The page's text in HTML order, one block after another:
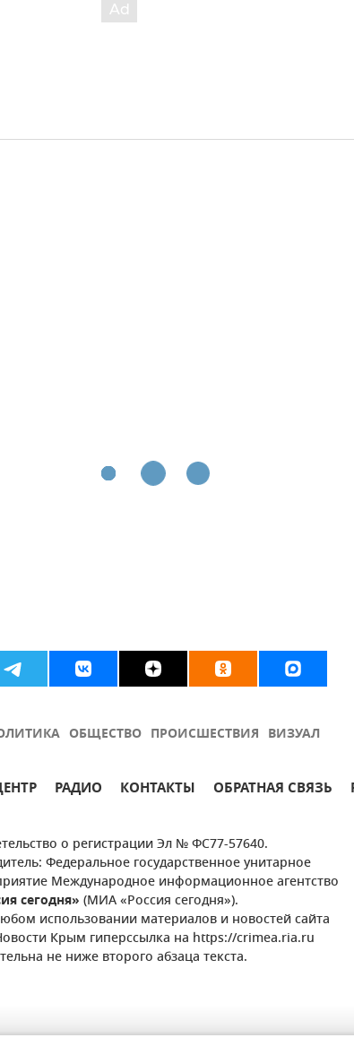
ОБЩЕСТВО ПРОИСШЕСТВИЯ ВИЗУАЛ
РАДИО КОНТАКТЫ ОБРАТНАЯ СВЯЗЬ
о регистрации Эл № ФС77-57640.
Федеральное государственное унитарное
Международное информационное агентство
сегодня» (МИА «Россия сегодня»).
использовании материалов и новостей сайта
Крым гиперссылка на https://crimea.ria.ru
не ниже второго абзаца текста.